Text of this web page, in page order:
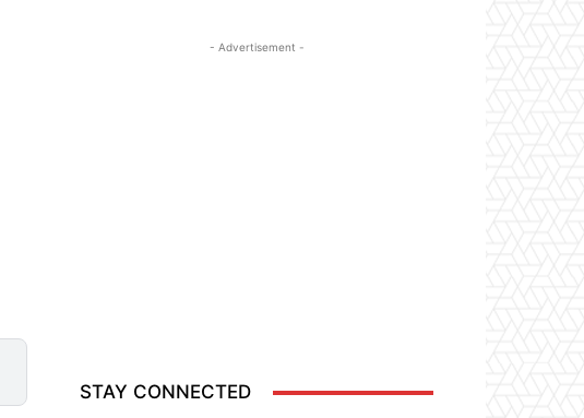
- Advertisement -
STAY CONNECTED